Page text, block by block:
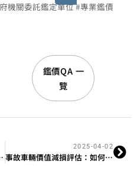
機關委託鑑定單位 #專業鑑價
鑑價QA 一
覽
理賠成功率
2025-04-02
事故車輛價值減損評估：如何確保您的權益不受損？